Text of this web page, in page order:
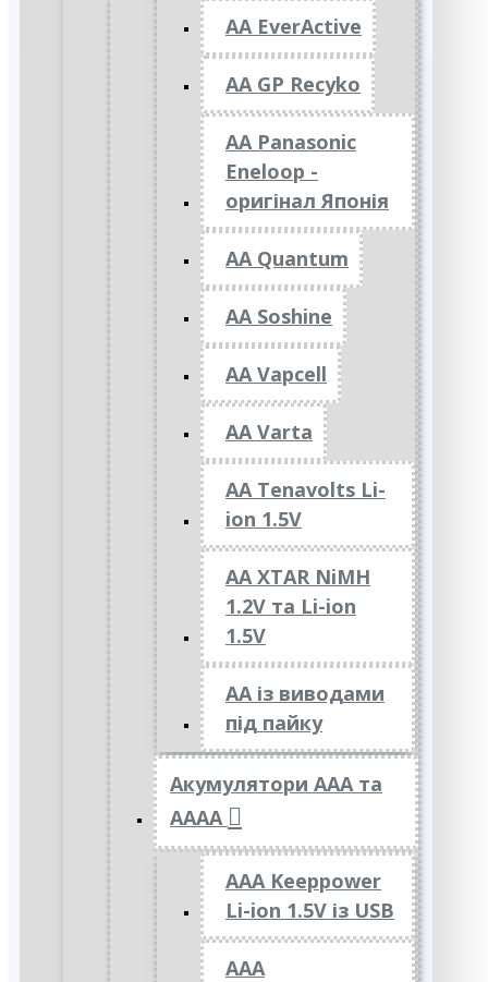
AA EverActive
AA GP Recyko
AA Panasonic
Eneloop -
оригінал Японія
AA Quantum
AA Soshine
AA Vapcell
AA Varta
AA Tenavolts Li-
ion 1.5V
AA XTAR NiMH
1.2V та Li-ion
1.5V
АА із виводами
під пайку
Акумулятори ААА та
АААА
AAA Keeppower
Li-ion 1.5V із USB
ААА